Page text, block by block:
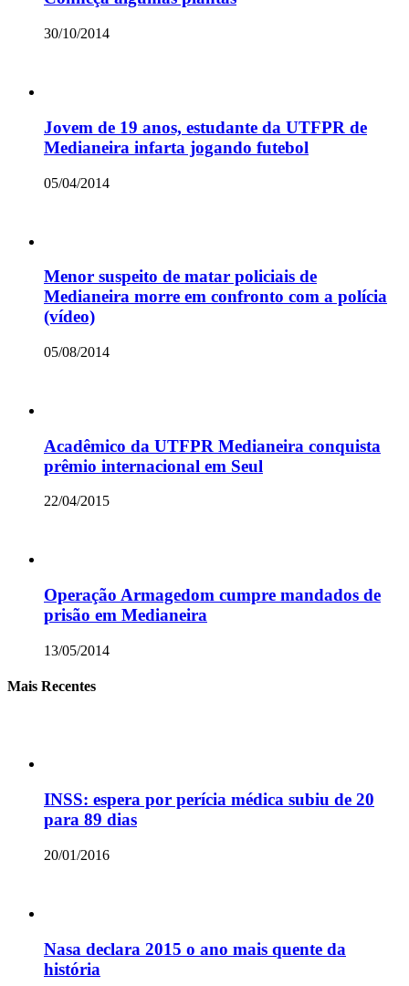
30/10/2014
Jovem de 19 anos, estudante da UTFPR de
Medianeira infarta jogando futebol
05/04/2014
Menor suspeito de matar policiais de
Medianeira morre em confronto com a polícia
(vídeo)
05/08/2014
Acadêmico da UTFPR Medianeira conquista
prêmio internacional em Seul
22/04/2015
Operação Armagedom cumpre mandados de
prisão em Medianeira
13/05/2014
Mais Recentes
INSS: espera por perícia médica subiu de 20
para 89 dias
20/01/2016
Nasa declara 2015 o ano mais quente da
história